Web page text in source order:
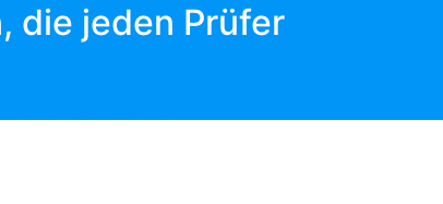
die jeden Prüfer